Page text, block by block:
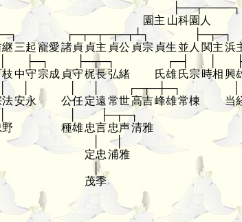
├──┬────┐
園主 山科園人
┌─┬─┬─┬─┬┴┐ ├─┬─┐
三起寵愛諸貞 貞主 貞公 貞宗 貞生 並人 関主浜
├─┐ ├─┬─┐ ┌─┤
中守 宗成 貞守梶長弘緒 氏雄氏宗時相興
┌─┬─┼─┐
法安永 公任定遠常世高吉峰雄常棟 当
├─┬─┐
野 種雄忠言忠声清雅
│
定忠 浦雅
│
茂季